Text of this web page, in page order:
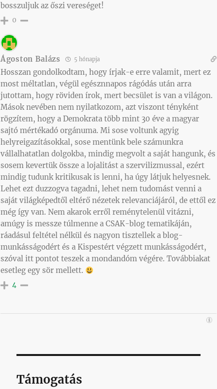
bosszuljuk az őszi vereséget!
0
Ágoston Balázs 5 hónapja
Hosszan gondolkodtam, hogy írjak-e erre valamit, mert ez
most méltatlan, végül egésznnapos rágódás után arra
jutottam, hogy röviden írok, mert becsület is van a világon.
Mások nevében nem nyilatkozom, azt viszont tényként
rögzítem, hogy a Demokrata több mint 30 éve a magyar
sajtó mértékadó orgánuma. Mi sose voltunk agyig
helyreigazításokkal, sose mentünk bele számunkra
vállalhatatlan dolgokba, mindig megvolt a saját hangunk, és
sosem kevertük össze a lojalitást a szervilizmussal, ezért
mindig tudunk kritikusak is lenni, ha úgy látjuk helyesnek.
Lehet ezt duzzogva tagadni, lehet nem tudomást venni a
saját világképedtől eltérő nézetek relevanciájáról, de ettől ez
még így van. Nem akarok erről reménytelenül vitázni,
amúgy is messze túlmenne a CSAK-blog tematikáján,
ráadásul feltétel nélkül és nagyon tisztellek a blog-
munkásságodért és a Kispestért végzett munkásságodért,
szóval itt pontot teszek a mondandóm végére. Továbbiakat
esetleg egy sör mellett.
4
Támogatás